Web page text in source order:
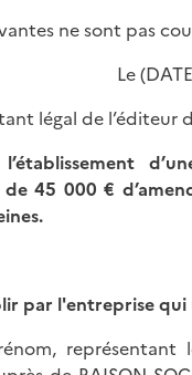
ne sont pas
, Le
légal de l’éditeur
45 000 €
par l'entreprise qui